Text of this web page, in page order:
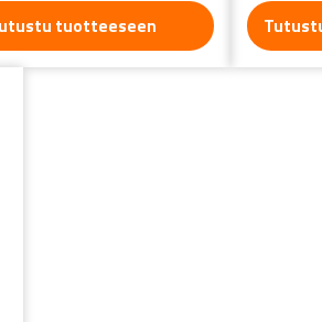
tuotteeseen